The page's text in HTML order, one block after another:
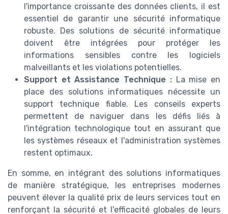
l'importance croissante des données clients, il est
essentiel de garantir une sécurité informatique
robuste. Des solutions de sécurité informatique
doivent être intégrées pour protéger les
informations sensibles contre les logiciels
malveillants et les violations potentielles.
Support et Assistance Technique :La mise en
place des solutions informatiques nécessite un
support technique fiable. Les conseils experts
permettent de naviguer dans les défis liés à
l'intégration technologique tout en assurant que
les systèmes réseaux et l'administration systèmes
restent optimaux.
En somme, en intégrant des solutions informatiques
de manière stratégique, les entreprises modernes
peuvent élever la qualité prix de leurs services tout en
renforçant la sécurité et l'efficacité globales de leurs